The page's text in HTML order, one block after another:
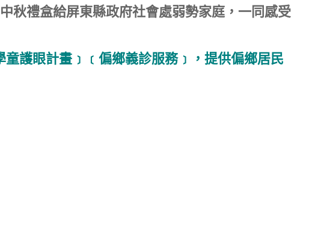
中秋禮盒給屏東縣政府社會處弱勢家庭，一同感受
護眼計畫﹞﹝偏鄉義診服務﹞，提供偏鄉居民